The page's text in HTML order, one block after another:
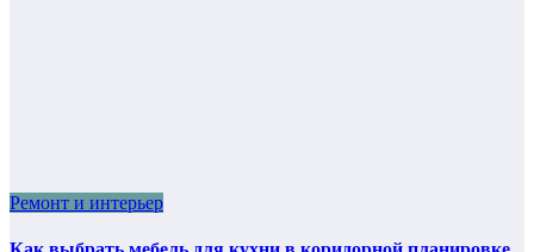
Ремонт и интерьер